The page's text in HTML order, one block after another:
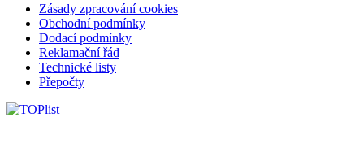
Zásady zpracování cookies
Obchodní podmínky
Dodací podmínky
Reklamační řád
Technické listy
Přepočty